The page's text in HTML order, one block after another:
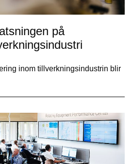
på
inom tillverkningsindustrin blir